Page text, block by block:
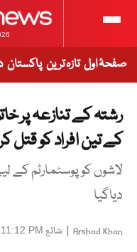
صفحۂ اول تازہ ترین پاکستان
رشتہ کے تنازعہ پر
کے تین افراد کو قتل
لاشوں کو پوسٹمارٹم
دیاگیا
Arshad Khan
| شائع PM